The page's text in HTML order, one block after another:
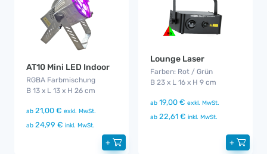
AT10 Mini LED Indoor
RGBA Farbmischung
B 13 x L 13 x H 26 cm
ab 21,00 € exkl. MwSt.
ab 24,99 € inkl. MwSt.
+
Lounge Laser
Farben: Rot / Grün
B 23 x L 16 x H 9 cm
ab 19,00 € exkl. MwSt.
ab 22,61 € inkl. MwSt.
+